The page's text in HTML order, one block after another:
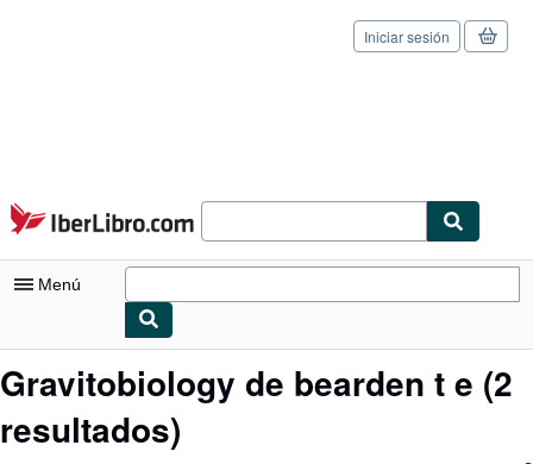
Pasar al contenido principal
IberLibro.com
Iniciar sesión
Menú
Mi cuenta
Gravitobiology de bearden t e (2
resultados)